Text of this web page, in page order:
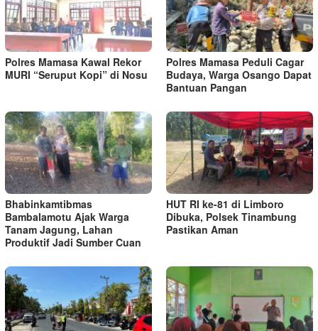
Polres Mamasa Kawal Rekor
MURI “Seruput Kopi” di Nosu
Polres Mamasa Peduli Cagar
Budaya, Warga Osango Dapat
Bantuan Pangan
Bhabinkamtibmas
Bambalamotu Ajak Warga
Tanam Jagung, Lahan
Produktif Jadi Sumber Cuan
HUT RI ke-81 di Limboro
Dibuka, Polsek Tinambung
Pastikan Aman